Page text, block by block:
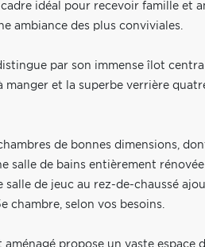
idéal pour recevoir famille et
ambiance des plus conviviales.
par son immense îlot
manger et la superbe verrière
de bonnes dimensions,
salle de bains entièrement
salle de jeuc au rez-de-chaussé
chambre, selon vos besoins.
aménagé propose un vaste